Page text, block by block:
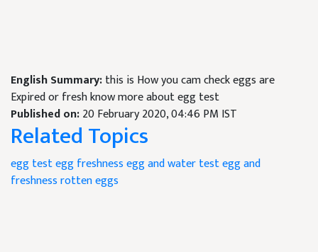
English Summary:this is How you cam check eggs are
Expired or fresh know more about egg test
Published on:20 February 2020, 04:46 PM IST
Related Topics
egg testegg freshnessegg and water testegg and
freshnessrotten eggs